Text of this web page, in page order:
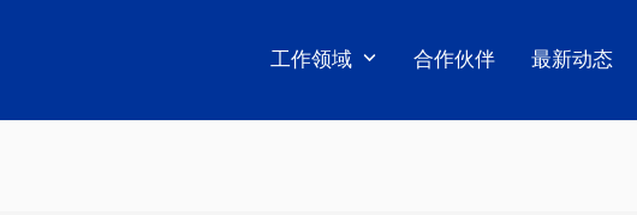
工作领域 合作伙伴 最新动态